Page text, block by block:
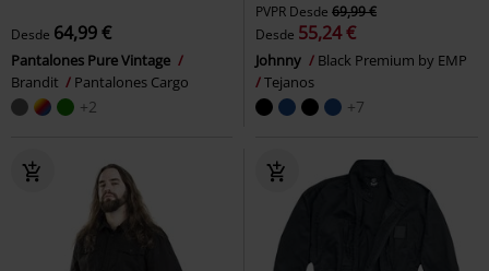
Desde 64,99 €
Pantalones Pure Vintage
Brandit
Pantalones Cargo
+2
PVPR Desde 69,99 €
Desde 55,24 €
Johnny
Black Premium by EMP
Tejanos
+7